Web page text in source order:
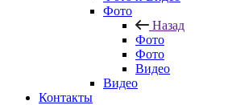
Фото
Назад
Фото
Фото
Видео
Видео
Контакты